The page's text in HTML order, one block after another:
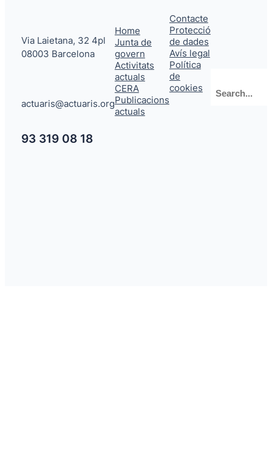
Via Laietana, 32 4pl
08003 Barcelona
actuaris@actuaris.org
93 319 08 18
Home
Junta de
govern
Activitats
actuals
CERA
Publicacions
actuals
Contacte
Protecció
de dades
Avís legal
Política
de
cookies